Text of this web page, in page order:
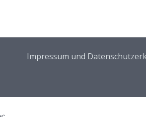
Impressum und
“`